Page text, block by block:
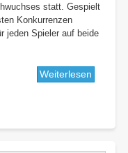
statt. Gespielt
Konkurrenzen
jeden Spieler auf beide
Weiterlesen